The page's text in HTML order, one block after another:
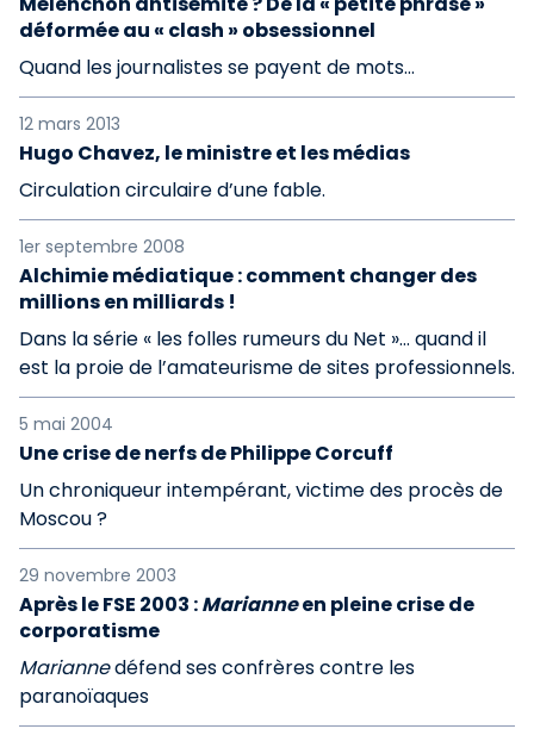
déformée au « clash » obsessionnel
Quand les journalistes se payent de mots…
12 mars 2013
Hugo Chavez, le ministre et les médias
Circulation circulaire d’une fable.
1er septembre 2008
Alchimie médiatique : comment changer des
millions en milliards !
Dans la série « les folles rumeurs du Net »… quand il
est la proie de l’amateurisme de sites professionnels.
5 mai 2004
Une crise de nerfs de Philippe Corcuff
Un chroniqueur intempérant, victime des procès de
Moscou ?
29 novembre 2003
Après le FSE 2003 :Marianneen pleine crise de
corporatisme
Mariannedéfend ses confrères contre les
paranoïaques